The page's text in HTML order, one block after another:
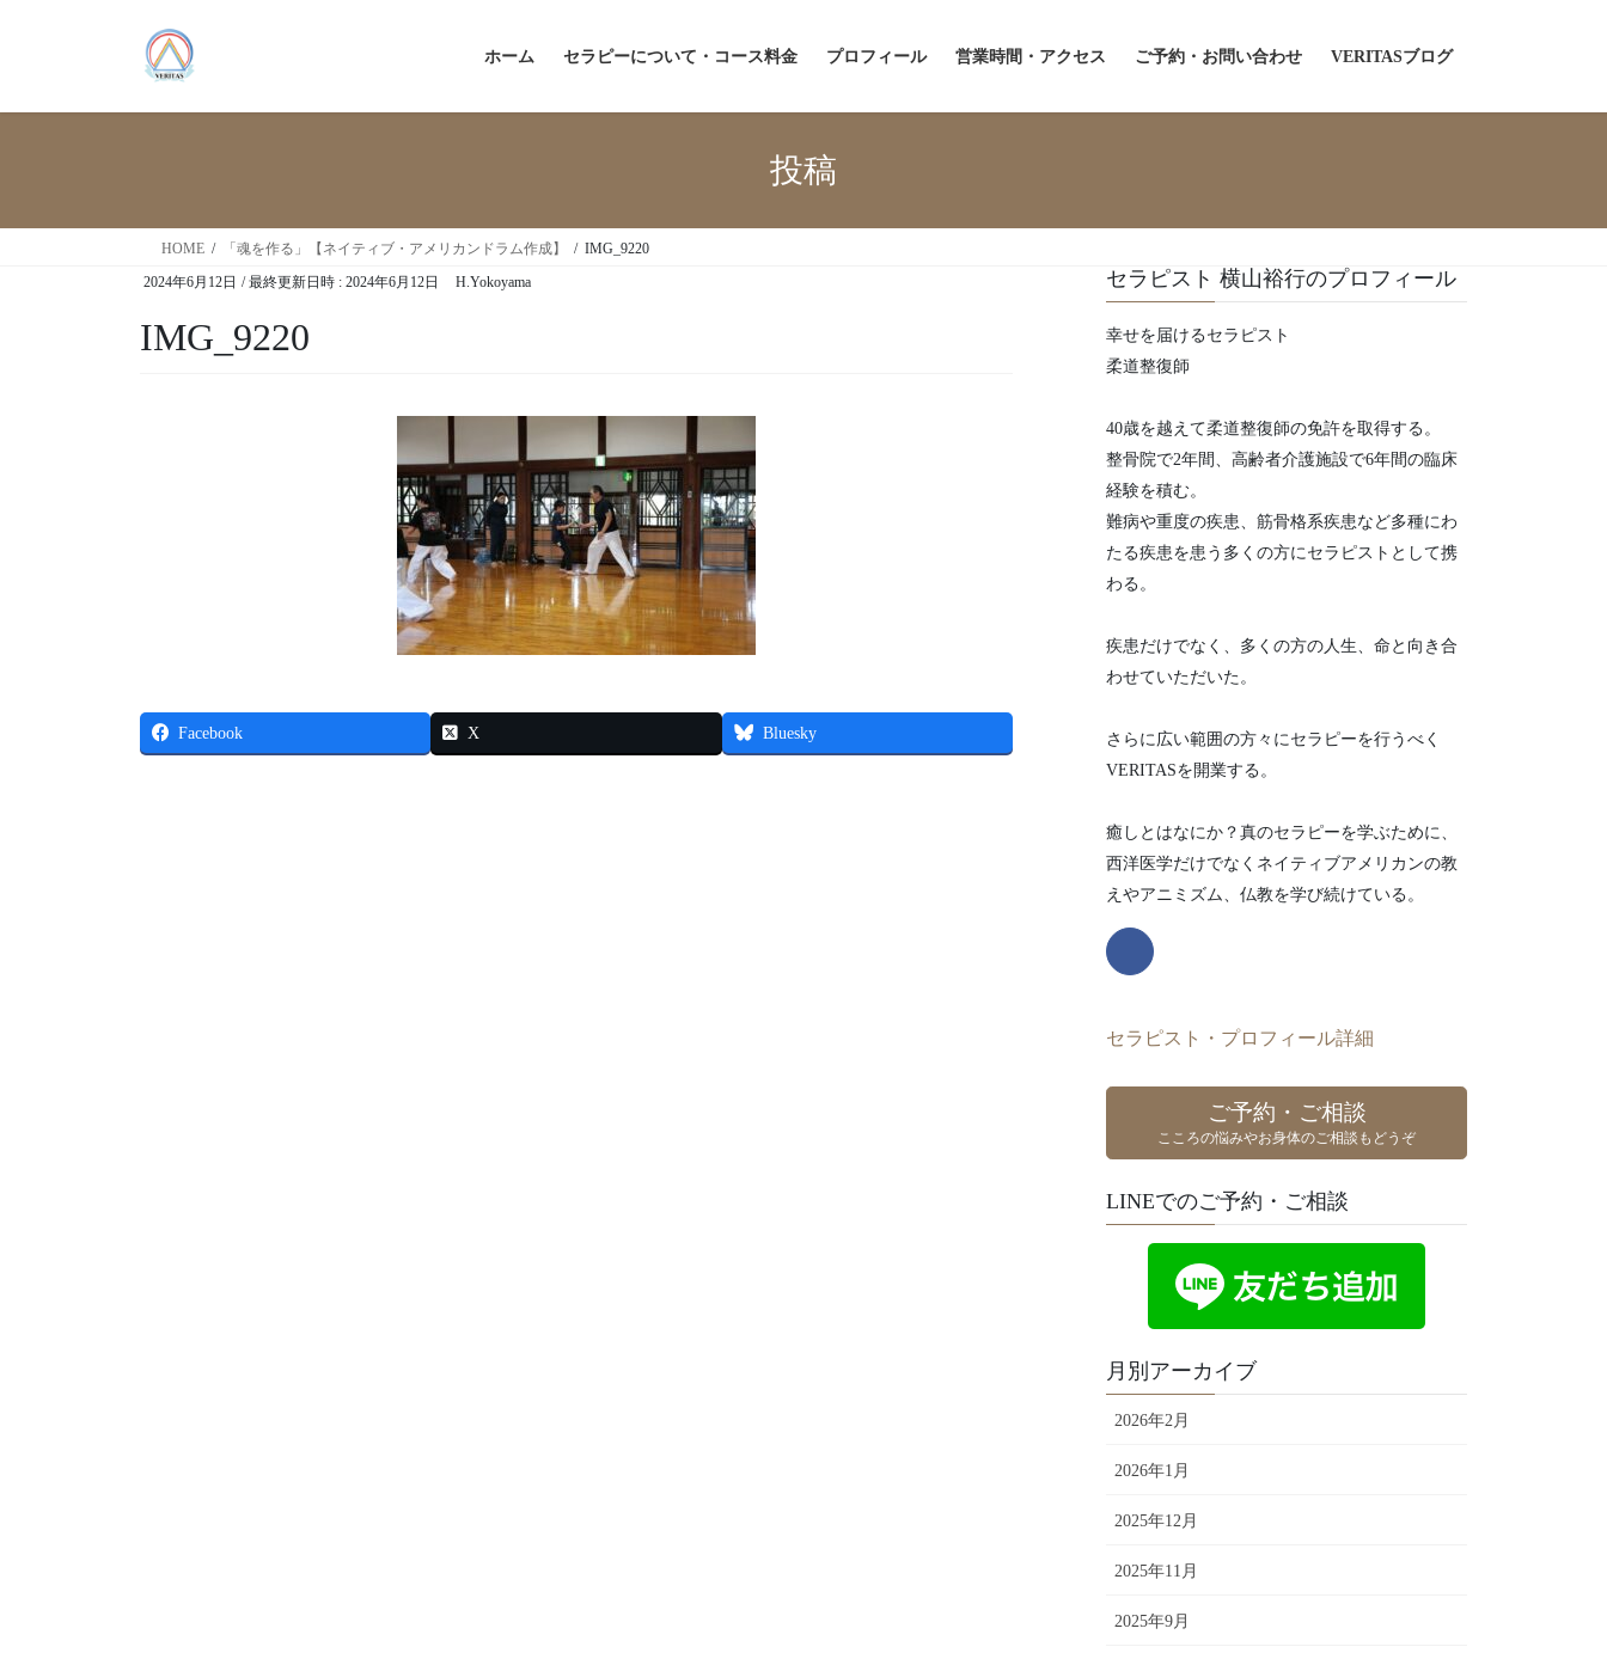
ホーム セラピーについて・コース料金 プロフィール 営業時間・アクセス ご予約・お問い合わせ VERITASブログ
投稿
HOME 「魂を作る」【ネイティブ・アメリカンドラム作成】
IMG_9220
2024年6月12日 / 最終更新日時 : 2024年6月12日 H.Yokoyama
IMG_9220
Facebook X Bluesky
セラピスト 横山裕行のプロフィール
幸せを届けるセラピスト
柔道整復師
40歳を越えて柔道整復師の免許を取得する。
整骨院で2年間、高齢者介護施設で6年間の臨床
経験を積む。
難病や重度の疾患、筋骨格系疾患など多種にわ
たる疾患を患う多くの方にセラピストとして携
わる。
疾患だけでなく、多くの方の人生、命と向き合
わせていただいた。
さらに広い範囲の方々にセラピーを行うべく
VERITASを開業する。
癒しとはなにか？真のセラピーを学ぶために、
西洋医学だけでなくネイティブアメリカンの教
えやアニミズム、仏教を学び続けている。
セラピスト・プロフィール詳細
ご予約・ご相談
こころの悩みやお身体のご相談もどうぞ
LINEでのご予約・ご相談
月別アーカイブ
2026年2月
2026年1月
2025年12月
2025年11月
2025年9月